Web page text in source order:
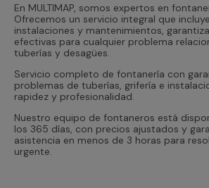
En MULTIMAP, somos expertos en
Ofrecemos un servicio integral que
instalaciones y mantenimientos,
efectivas para cualquier problema
tuberías y desagües.
Servicio completo de fontanería con
problemas de tuberías, grifería e
rapidez y profesionalidad.
Nuestro equipo de fontaneros está
los 365 días, con precios ajustados y
asistencia en menos de 3 horas para
urgente.